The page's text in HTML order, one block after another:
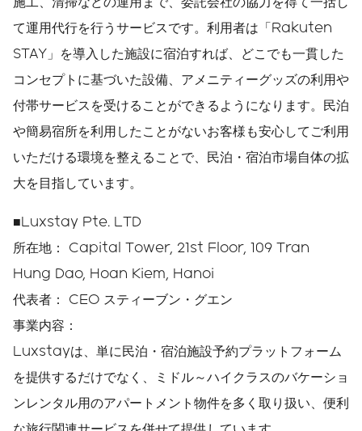
て運用代行を行うサービスです。利用者は「Rakuten
STAY」を導入した施設に宿泊すれば、どこでも一貫した
コンセプトに基づいた設備、アメニティーグッズの利用や
付帯サービスを受けることができるようになります。民泊
や簡易宿所を利用したことがないお客様も安心してご利用
いただける環境を整えることで、民泊・宿泊市場自体の拡
大を目指しています。
■Luxstay Pte. LTD
所在地： Capital Tower, 21st Floor, 109 Tran
Hung Dao, Hoan Kiem, Hanoi
代表者： CEO スティーブン・グエン
事業内容：
Luxstayは、単に民泊・宿泊施設予約プラットフォーム
を提供するだけでなく、ミドル～ハイクラスのバケーショ
ンレンタル用のアパートメント物件を多く取り扱い、便利